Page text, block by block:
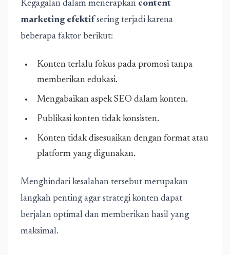
Kegagalan dalam menerapkan content
marketing efektif sering terjadi karena
beberapa faktor berikut:
Konten terlalu fokus pada promosi tanpa
memberikan edukasi.
Mengabaikan aspek SEO dalam konten.
Publikasi konten tidak konsisten.
Konten tidak disesuaikan dengan format atau
platform yang digunakan.
Menghindari kesalahan tersebut merupakan
langkah penting agar strategi konten dapat
berjalan optimal dan memberikan hasil yang
maksimal.